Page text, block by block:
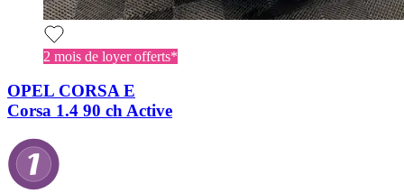
2 mois de loyer offerts*
OPEL CORSA E
Corsa 1.4 90 ch Active